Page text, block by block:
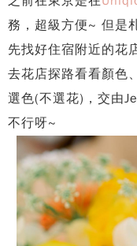
務，超級方便~ 但是
先找好住宿附近的花
去花店探路看看顏色
選色(不選花)，交由
不行呀~